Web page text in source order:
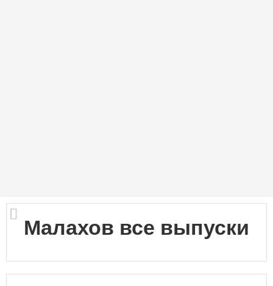
Малахов все выпуски